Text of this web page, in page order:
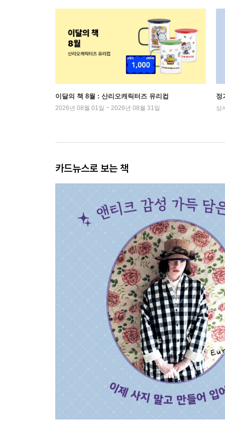
이달의 책 8월 : 산리오캐릭터즈 유리컵
2026년 08월 01일 ~ 2026년 08월 31일
정
상
카드뉴스로 보는 책